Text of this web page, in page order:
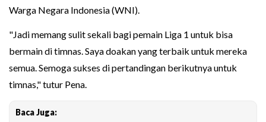
Warga Negara Indonesia (WNI).
"Jadi memang sulit sekali bagi pemain Liga 1 untuk bisa
bermain di timnas. Saya doakan yang terbaik untuk mereka
semua. Semoga sukses di pertandingan berikutnya untuk
timnas," tutur Pena.
Baca Juga: